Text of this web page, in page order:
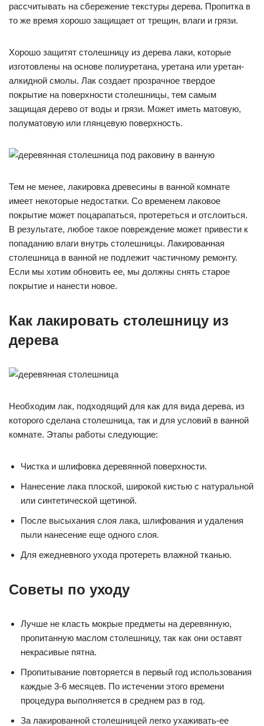
рассчитывать на сбережение текстуры дерева. Пропитка в
то же время хорошо защищает от трещин, влаги и грязи.
Хорошо защитят столешницу из дерева лаки, которые
изготовлены на основе полиуретана, уретана или уретан-
алкидной смолы. Лак создает прозрачное твердое
покрытие на поверхности столешницы, тем самым
защищая дерево от воды и грязи. Может иметь матовую,
полуматовую или глянцевую поверхность.
Тем не менее, лакировка древесины в ванной комнате
имеет некоторые недостатки. Со временем лаковое
покрытие может поцарапаться, протереться и отслоиться.
В результате, любое такое повреждение может привести к
попаданию влаги внутрь столешницы. Лакированная
столешница в ванной не подлежит частичному ремонту.
Если мы хотим обновить ее, мы должны снять старое
покрытие и нанести новое.
Как лакировать столешницу из
дерева
Необходим лак, подходящий для как для вида дерева, из
которого сделана столешница, так и для условий в ванной
комнате. Этапы работы следующие:
Чистка и шлифовка деревянной поверхности.
Нанесение лака плоской, широкой кистью с натуральной
или синтетической щетиной.
После высыхания слоя лака, шлифования и удаления
пыли нанесение еще одного слоя.
Для ежедневного ухода протереть влажной тканью.
Советы по уходу
Лучше не класть мокрые предметы на деревянную,
пропитанную маслом столешницу, так как они оставят
некрасивые пятна.
Пропитывание повторяется в первый год использования
каждые 3-6 месяцев. По истечении этого времени
процедура выполняется в среднем раз в год.
За лакированной столешницей легко ухаживать-ее